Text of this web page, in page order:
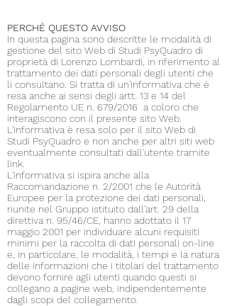
PERCHÉ QUESTO AVVISO
In questa pagina sono descritte le modalità di
gestione del sito Web di Studi PsyQuadro di
proprietà di Lorenzo Lombardi, in riferimento al
trattamento dei dati personali degli utenti che
li consultano. Si tratta di un'informativa che è
resa anche ai sensi degli artt. 13 e 14 del
Regolamento UE n. 679/2016 a coloro che
interagiscono con il presente sito Web.
L'informativa è resa solo per il sito Web di
Studi PsyQuadro e non anche per altri siti web
eventualmente consultati dall'utente tramite
link.
L'informativa si ispira anche alla
Raccomandazione n. 2/2001 che le Autorità
Europee per la protezione dei dati personali,
riunite nel Gruppo istituito dall'art. 29 della
direttiva n. 95/46/CE, hanno adottato il 17
maggio 2001 per individuare alcuni requisiti
minimi per la raccolta di dati personali on-line
e, in particolare, le modalità, i tempi e la natura
delle informazioni che i titolari del trattamento
devono fornire agli utenti quando questi si
collegano a pagine web, indipendentemente
dagli scopi del collegamento.